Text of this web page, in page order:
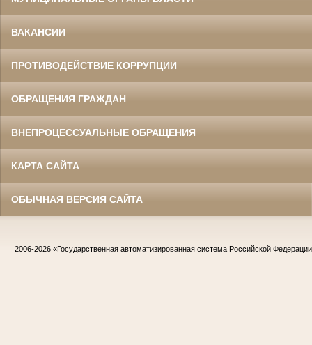
ВАКАНСИИ
ПРОТИВОДЕЙСТВИЕ КОРРУПЦИИ
ОБРАЩЕНИЯ ГРАЖДАН
ВНЕПРОЦЕССУАЛЬНЫЕ ОБРАЩЕНИЯ
КАРТА САЙТА
ОБЫЧНАЯ ВЕРСИЯ САЙТА
2006-2026 «Государственная автоматизированная система Российской